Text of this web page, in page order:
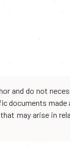
and do not
documents made
may arise in